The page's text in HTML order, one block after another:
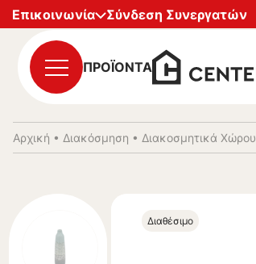
Επικοινωνία
Σύνδεση Συνεργατών
ΠΡΟΪΟΝΤΑ
Αρχική • Διακόσμηση • Διακοσμητικά Χώρου
Διαθέσιμο